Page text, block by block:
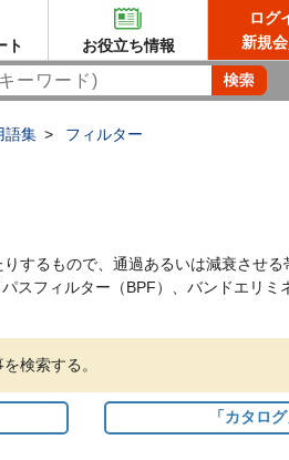
ト お役立ち情報
ログ
新規
語集 > フィルター
するもので、通過あるいは減衰させ
スフィルター（BPF）、バンドエリミ
検索する。